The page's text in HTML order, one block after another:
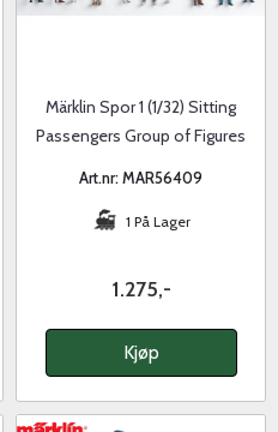
Märklin Spor 1 (1/32) Sitting
Passengers Group of Figures
Art.nr: MAR56409
1 På Lager
1.275,-
Kjøp